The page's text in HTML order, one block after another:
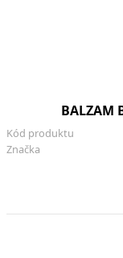
BALZAM
Značka
Kód produktu